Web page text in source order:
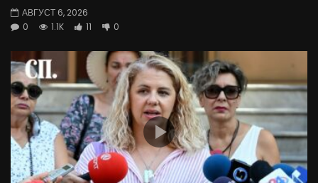
АВГУСТ 6, 2026
0
1.1K 11 0